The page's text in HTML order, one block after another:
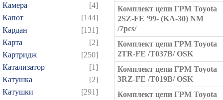
Камера
[4]
Капот
[144]
Кардан
[131]
Карта
[2]
Картридж
[250]
Катализатор
[1]
Катушка
[2]
Катушки
[291]
Комплект цепи ГРМ Toyota
2SZ-FE '99- (KA-30) NM
/7pcs/
Комплект цепи ГРМ Toyota
2TR-FE /T037B/ OSK
Комплект цепи ГРМ Toyota
3RZ-FE /T019B/ OSK
Комплект цепи ГРМ Toyota